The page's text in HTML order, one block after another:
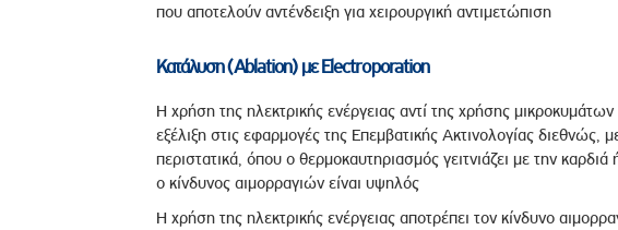
που αποτελούν αντένδειξη για χειρουργική αντιμετώπιση
Κατάλυση (Ablation) με Electroporation
Η χρήση της ηλεκτρικής ενέργειας αντί της χρήσης
εξέλιξη στις εφαρμογές της Επεμβατικής Ακτινολογίας διεθνώς,
περιστατικά, όπου ο θερμοκαυτηριασμός γειτνιάζει με την καρδιά
ο κίνδυνος αιμορραγιών είναι υψηλός
Η χρήση της ηλεκτρικής ενέργειας αποτρέπει τον κίνδυνο